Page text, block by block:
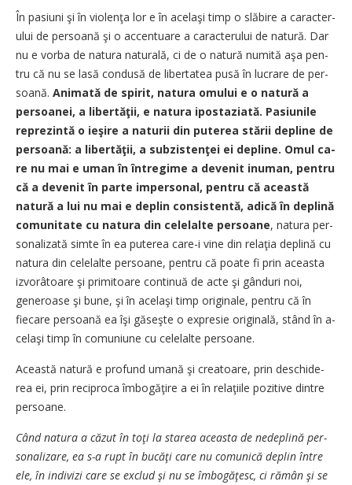
În pasiuni şi în violenţa lor e în acelaşi timp o slăbire a carac­te­r­
ului de persoană şi o accentuare a caracterului de natură. Dar
nu e vorba de natura natu­ra­­lă, ci de o natură numită aşa pen­
tru că nu se lasă condusă de li­bertatea pusă în lucrare de per­
soană. Animată de spirit, na­tu­ra omului e o natură a
persoa­nei, a libertăţii, e natura ipos­ta­zi­ată. Pa­siunile
reprezintă o ie­şi­re a naturii din puterea stării de­­pline de
persoană: a libertăţii, a subzistenţei ei depline. Omul ca­
re nu mai e uman în întregime a devenit inuman, pentru
că a de­­venit în parte impersonal, pen­tru că această
natură a lui nu mai e deplin consistentă, a­di­că în deplină
comunitate cu na­tu­­ra din celelalte persoane, na­tu­ra per­
sonalizată simte în ea pu­­terea care-i vine din relaţia de­plină cu
natura din celelalte per­soane, pentru că poate fi prin a­ceasta
izvorâtoare şi primitoa­re continuă de acte şi gân­duri noi,
generoase şi bune, şi în a­ce­laşi timp originale, pentru că în
fiecare persoană ea îşi găseşte o ex­presie ori­ginală, stând în a­
ce­laşi timp în comuniune cu cele­lal­­te per­soane.
Această natură e profund u­ma­nă şi creatoare, prin deschi­de­
rea ei, prin reciproca îm­bo­gă­ţi­re a ei în relaţiile pozitive dintre
persoane.
Când natura a căzut în toţi la sta­rea aceasta de nede­plină per­
so­­nalizare, ea s-a rupt în bucăţi ca­re nu comunică deplin între
ele, în indivizi care se exclud şi nu se îmbogă­ţesc, ci rămân şi se